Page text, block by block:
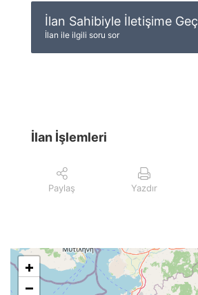
İlan Sahibiyle İletişime Geç
İlan ile ilgili soru sor
İlan İşlemleri
Paylaş Yazdır
+
−